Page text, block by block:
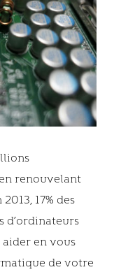
renouvelant
17% des
d’ordinateurs
aider en vous
de votre